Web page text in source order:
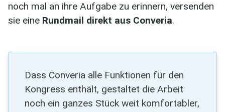
noch mal an ihre Aufgabe zu erinnern, versenden
sie eine Rundmail direkt aus Converia.
Dass Converia alle Funktionen für den
Kongress enthält, gestaltet die Arbeit
noch ein ganzes Stück weit komfortabler,